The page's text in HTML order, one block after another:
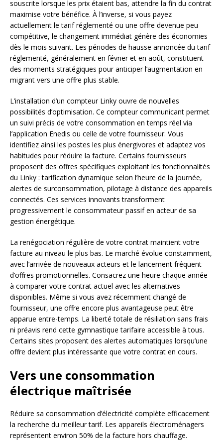
souscrite lorsque les prix étaient bas, attendre la fin du contrat
maximise votre bénéfice. À l’inverse, si vous payez
actuellement le tarif réglementé ou une offre devenue peu
compétitive, le changement immédiat génère des économies
dès le mois suivant. Les périodes de hausse annoncée du tarif
réglementé, généralement en février et en août, constituent
des moments stratégiques pour anticiper l’augmentation en
migrant vers une offre plus stable.
L’installation d’un compteur Linky ouvre de nouvelles
possibilités d’optimisation. Ce compteur communicant permet
un suivi précis de votre consommation en temps réel via
l’application Enedis ou celle de votre fournisseur. Vous
identifiez ainsi les postes les plus énergivores et adaptez vos
habitudes pour réduire la facture. Certains fournisseurs
proposent des offres spécifiques exploitant les fonctionnalités
du Linky : tarification dynamique selon l’heure de la journée,
alertes de surconsommation, pilotage à distance des appareils
connectés. Ces services innovants transforment
progressivement le consommateur passif en acteur de sa
gestion énergétique.
La renégociation régulière de votre contrat maintient votre
facture au niveau le plus bas. Le marché évolue constamment,
avec l’arrivée de nouveaux acteurs et le lancement fréquent
d’offres promotionnelles. Consacrez une heure chaque année
à comparer votre contrat actuel avec les alternatives
disponibles. Même si vous avez récemment changé de
fournisseur, une offre encore plus avantageuse peut être
apparue entre-temps. La liberté totale de résiliation sans frais
ni préavis rend cette gymnastique tarifaire accessible à tous.
Certains sites proposent des alertes automatiques lorsqu’une
offre devient plus intéressante que votre contrat en cours.
Vers une consommation
électrique maîtrisée
Réduire sa consommation d’électricité complète efficacement
la recherche du meilleur tarif. Les appareils électroménagers
représentent environ 50% de la facture hors chauffage.